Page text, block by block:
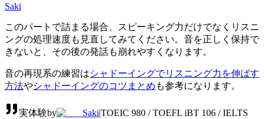
Saki
このパートで詰まる場合、スピーキング力だけでなくリスニ
ングの処理速度も見直してみてください。音を正しく保持で
きないと、その後の発話も崩れやすくなります。
音の再現系の練習はシャドーイングでリスニング力を伸ばす
方法やシャドーイングのコツまとめ も参考になります。
実体験by Saki|TOEIC 980 / TOEFL iBT 106 / IELTS